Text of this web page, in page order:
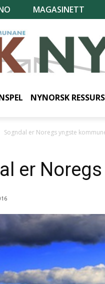
MAGASINETT
NYNORSK
Sogndal er Noregs yngste
er